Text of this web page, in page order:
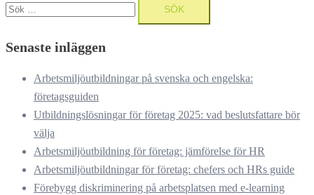
efter:
Senaste inläggen
Arbetsmiljöutbildningar på svenska och engelska:
företagsguiden
Utbildningslösningar för företag 2025: vad beslutsfattare bör
välja
Arbetsmiljöutbildning för företag: jämförelse för HR
Arbetsmiljöutbildningar för företag: chefers och HRs guide
Förebygg diskriminering på arbetsplatsen med e-learning